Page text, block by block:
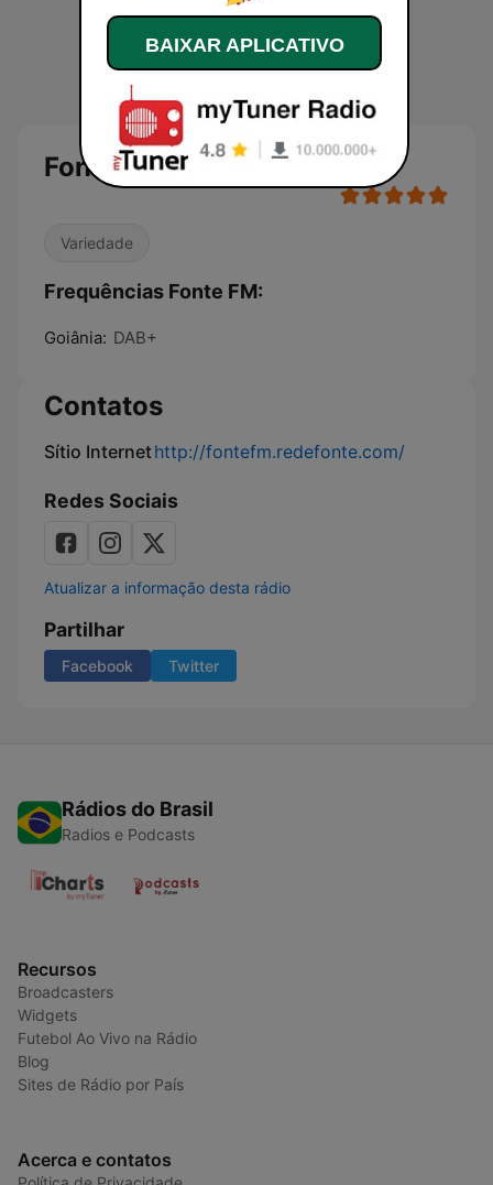
Fonte FM
Variedade
Frequências Fonte FM:
Goiânia: DAB+
Contatos
Sítio Internethttp://fontefm.redefonte.com/
Redes Sociais
Atualizar a informação desta rádio
Partilhar
Facebook Twitter
Rádios do Brasil
Radios e Podcasts
Recursos
Broadcasters
Widgets
Futebol Ao Vivo na Rádio
Blog
Sites de Rádio por País
Acerca e contatos
BAIXAR APLICATIVO